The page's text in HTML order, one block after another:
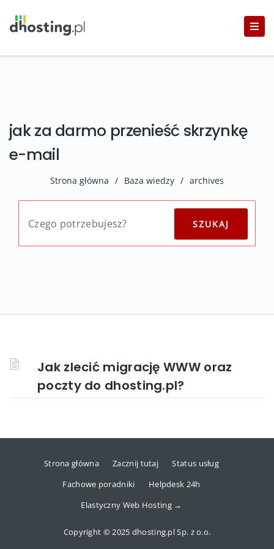
jak za darmo przenieść skrzynkę
e-mail
Strona główna / Baza wiedzy / archives
Jak zlecić migrację WWW oraz
poczty do dhosting.pl?
Strona główna Zacznij tutaj
Status usług
Fachowe poradniki
Helpdesk 24h
Elastyczny Web Hosting →
Copyright © 2025 dhosting.pl Sp. z o.o.